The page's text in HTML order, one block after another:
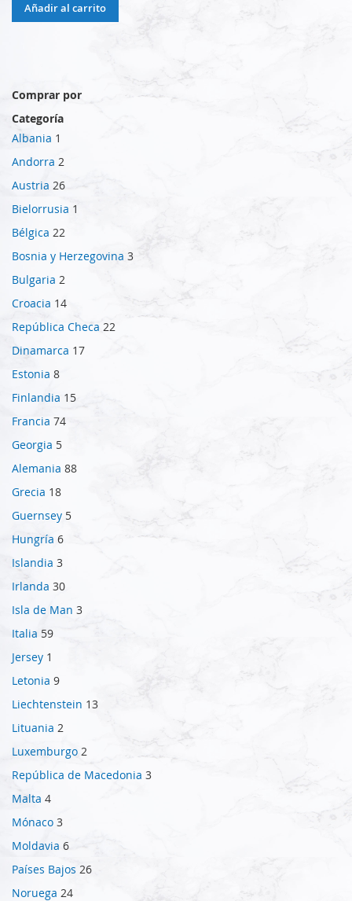
Añadir al carrito
Comprar por
Categoría
Albania 1
Andorra 2
Austria 26
Bielorrusia 1
Bélgica 22
Bosnia y Herzegovina 3
Bulgaria 2
Croacia 14
República Checa 22
Dinamarca 17
Estonia 8
Finlandia 15
Francia 74
Georgia 5
Alemania 88
Grecia 18
Guernsey 5
Hungría 6
Islandia 3
Irlanda 30
Isla de Man 3
Italia 59
Jersey 1
Letonia 9
Liechtenstein 13
Lituania 2
Luxemburgo 2
República de Macedonia 3
Malta 4
Mónaco 3
Moldavia 6
Países Bajos 26
Noruega 24